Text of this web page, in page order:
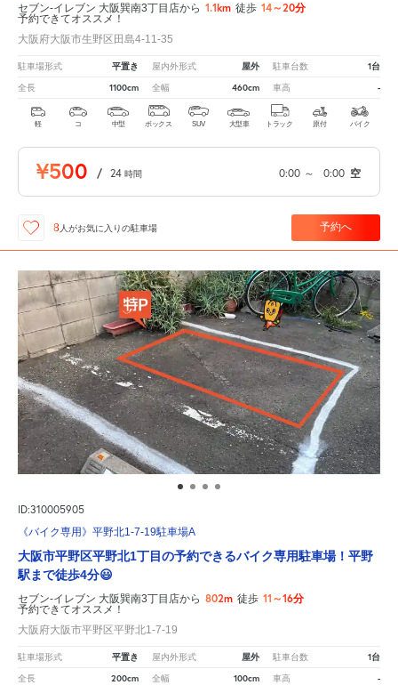
セブン-イレブン 大阪巽南3丁目店から 1.1km 徒歩 14～20分
予約できてオススメ！
大阪府大阪市生野区田島4-11-35
駐車場形式 平置き 屋内外形式 屋外 駐車台数 1台
全長 1100cm 全幅 460cm 車高 -
軽 コ 中型 ボックス SUV 大型車 トラック 原付 バイク
¥500 / 24 時間 0:00 ～ 0:00 空
8 人がお気に入りの駐車場 予約へ
ID:310005905
《バイク専用》平野北1-7-19駐車場A
大阪市平野区平野北1丁目の予約できるバイク専用駐車場！平野
駅まで徒歩4分😃
セブン-イレブン 大阪巽南3丁目店から 802m 徒歩 11～16分
予約できてオススメ！
大阪府大阪市平野区平野北1-7-19
駐車場形式 平置き 屋内外形式 屋外 駐車台数 1台
全長 200cm 全幅 100cm 車高 -